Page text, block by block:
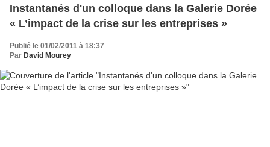
Instantanés d'un colloque dans la Galerie Dorée
« L’impact de la crise sur les entreprises »
Publié le 01/02/2011 à 18:37
Par David Mourey